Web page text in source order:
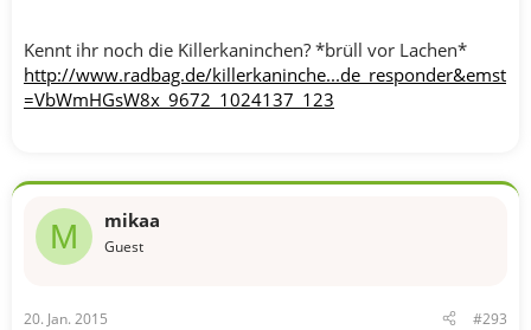
Kennt ihr noch die Killerkaninchen? *brüll vor Lachen*
http://www.radbag.de/killerkaninche...de_responder&emst
=VbWmHGsW8x_9672_1024137_123
M mikaa
Guest
20. Jan. 2015 #293